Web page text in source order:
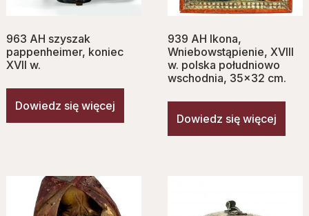
963 AH szyszak
pappenheimer, koniec
XVII w.
Dowiedz się więcej
939 AH Ikona,
Wniebowstąpienie, XVIII
w. polska południowo
wschodnia, 35×32 cm.
Dowiedz się więcej